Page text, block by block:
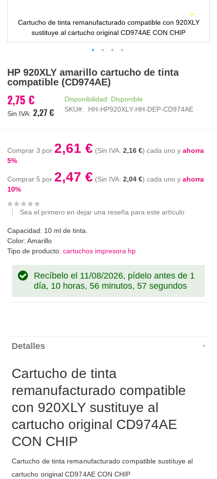
Cartucho de tinta remanufacturado compatible con 920XLY
sustituye al cartucho original CD974AE CON CHIP
al
comienzo
la
galería
HP 920XLY amarillo cartucho de tinta
compatible (CD974AE)
2,75 €
2,27 €
Disponibilidad: Disponible
SKU
HH-HP920XLY-HH-DEP-CD974AE
Comprar 3 por 2,61 € 2,16 € cada uno y ahorra
5%
Comprar 5 por 2,47 € 2,04 € cada uno y ahorra
10%
Sea el primero en dejar una reseña para este artículo
Capacidad: 10 ml de tinta.
Color: Amarillo
Tipo de producto: cartuchos impresora hp
Recíbelo el 11/08/2026, pídelo antes de 1
día, 10 horas, 56 minutos, 56 segundos
Detalles
Cartucho de tinta
remanufacturado compatible
con 920XLY sustituye al
cartucho original CD974AE
CON CHIP
Cartucho de tinta remanufacturado compatible sustituye al
cartucho original CD974AE CON CHIP